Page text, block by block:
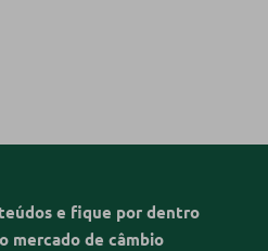
e fique por dentro
mercado de câmbio